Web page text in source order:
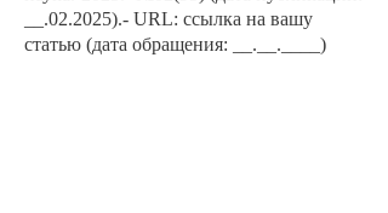
__.02.2025).- URL: ссылка на вашу
статью (дата обращения: __.__.____)